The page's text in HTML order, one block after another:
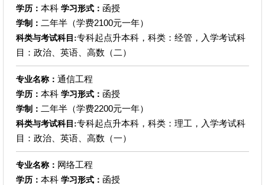
学历： 本科 学习形式： 函授
学制： 二年半（学费2100元一年）
科类与考试科目:专科起点升本科，科类：经管，入学考试科
目：政治、英语、高数（二）
专业名称： 通信工程
学历： 本科 学习形式： 函授
学制： 二年半（学费2200元一年）
科类与考试科目:专科起点升本科，科类：理工，入学考试科
目：政治、英语、高数（一）
专业名称： 网络工程
学历： 本科 学习形式： 函授